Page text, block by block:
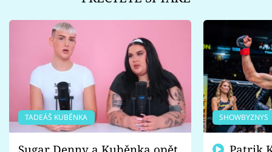
TADEÁŠ KUBĚNKA SHOWBYZNYS